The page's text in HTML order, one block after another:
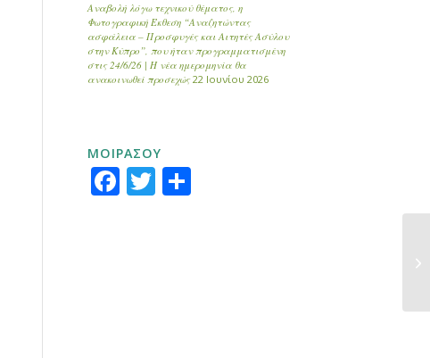
Αναβολή λόγω τεχνικού θέματος, η
Φωτογραφική Έκθεση “Αναζητώντας
ασφάλεια – Προσφυγές και Αιτητές Ασύλου
στην Κύπρο”, που ήταν προγραμματισμένη
στις 24/6/26 | Η νέα ημερομηνία θα
ανακοινωθεί προσεχώς 22 Ιουνίου 2026
ΜΟΙΡΑΣΟΥ
Facebook
Twitter
Μοιραστείτε